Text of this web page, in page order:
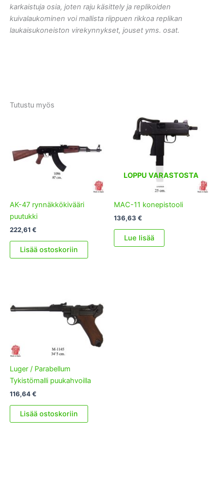
karkaistuja osia, joten raju käsittely ja replikoiden
kuivalaukominen voi mallista riippuen rikkoa replikan
laukaisukoneiston virekynnykset, jouset yms. osat.
Tutustu myös
AK-47 rynnäkkökivääri
puutukki
222,61 €
Lisää ostoskoriin
LOPPU VARASTOSTA
MAC-11 konepistooli
136,63 €
Lue lisää
Luger / Parabellum
Tykistömalli puukahvoilla
116,64€
Lisää ostoskoriin